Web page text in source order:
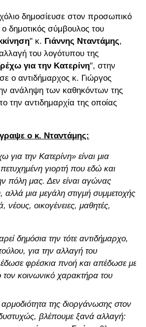
δημοσίευσε στον προσωπικό
δημοτικός σύμβουλος του
" κ. Γιάννης Νταντάμης,
του λογότυπου της
για την Κατερίνη", στην
ο αντιδήμαρχος κ. Γιώργος
ανάληψη των καθηκόντων της
την αντιδημαρχία της οποίας
ο κ. Νταντάμης:
για την Κατερίνη» είναι μια
γιορτή που εδώ και
πόλη μας. Δεν είναι αγώνας
αλλά μια μεγάλη στιγμή συμμετοχής
νέους, οικογένειες, μαθητές,
δημόσια την τότε αντιδήμαρχο,
για την αλλαγή του
φρέσκια πνοή και απέδωσε με
κοινωνικό χαρακτήρα του
της διοργάνωσης στον
βλέπουμε ξανά αλλαγή: